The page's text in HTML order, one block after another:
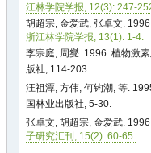
江林学院学报, 12(3): 247-
胡超宗, 金爱武, 张卓文.
浙江林学院学报, 13(1): 1-4.
李宗庭, 周燮. 1996. 植物激
版社, 114-203.
汪祖潭, 方伟, 何钧潮, 等.
国林业出版社, 5-30.
张卓文, 胡超宗, 金爱武.
子研究汇刊, 15(2): 60-65.